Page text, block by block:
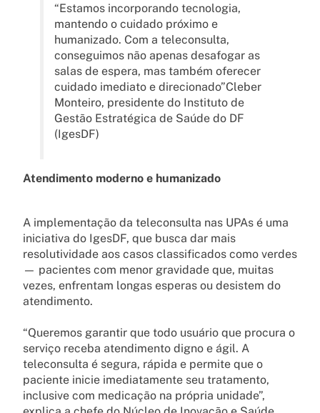
“Estamos incorporando tecnologia,
mantendo o cuidado próximo e
humanizado. Com a teleconsulta,
conseguimos não apenas desafogar as
salas de espera, mas também oferecer
cuidado imediato e direcionado”Cleber
Monteiro, presidente do Instituto de
Gestão Estratégica de Saúde do DF
(IgesDF)
Atendimento moderno e humanizado
A implementação da teleconsulta nas UPAs é uma
iniciativa do IgesDF, que busca dar mais
resolutividade aos casos classificados como verdes
— pacientes com menor gravidade que, muitas
vezes, enfrentam longas esperas ou desistem do
atendimento.
“Queremos garantir que todo usuário que procura o
serviço receba atendimento digno e ágil. A
teleconsulta é segura, rápida e permite que o
paciente inicie imediatamente seu tratamento,
inclusive com medicação na própria unidade”,